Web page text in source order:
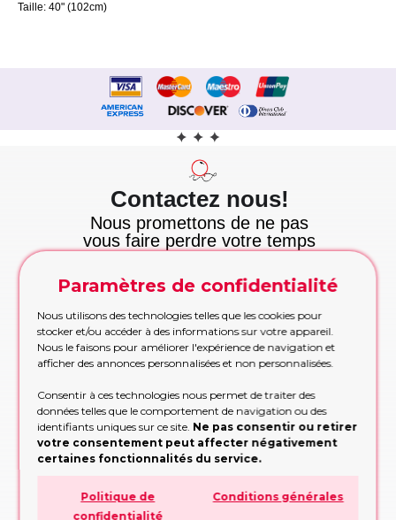
Taille: 40" (102cm)
Contactez nous!
Nous promettons de ne pas
vous faire perdre votre temps
promesse!
Formulaire de demande
Remplissez le formulaire, nous vous
Etre rappelé
Trop occupé pour appeler? Partagez vos
contacts, nous vous rappellerons
RAPPELEZ-MOI!
Appelez maintenant
Appelez-nous pour les commandes urgentes
pendant les heures de bureau
APPELEZ MAINTENANT!
Paramètres de confidentialité
Nous utilisons des technologies telles que les cookies pour
stocker et/ou accéder à des informations sur votre appareil.
Nous le faisons pour améliorer l'expérience de navigation et
afficher des annonces personnalisées et non personnalisées.
Consentir à ces technologies nous permet de traiter des
données telles que le comportement de navigation ou des
identifiants uniques sur ce site. Ne pas consentir ou retirer
votre consentement peut affecter négativement
certaines fonctionnalités du service.
Politique de
confidentialité
Conditions générales